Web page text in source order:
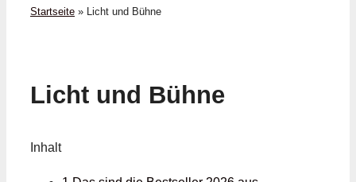
Startseite » Licht und Bühne
Licht und Bühne
Inhalt